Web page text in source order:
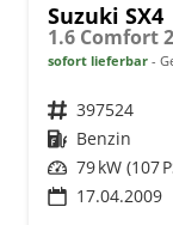
Suzuki SX4
1.6 Comfort
sofort lieferbar
Fahrzeugnr. 397524
Kraftstoff Benzin
Leistung 79 kW (107
17.04.2009